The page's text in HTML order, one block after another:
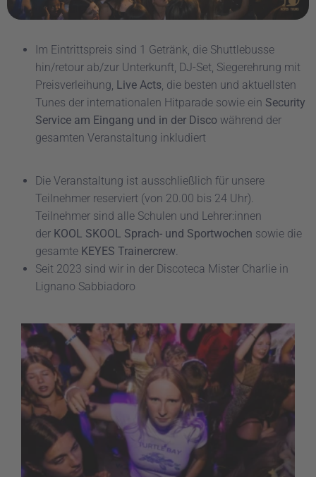
Im Eintrittspreis sind 1 Getränk, die Shuttlebusse
hin/retour ab/zur Unterkunft, DJ-Set, Siegerehrung mit
Preisverleihung, Live Acts , die besten und aktuellsten
Tunes der internationalen Hitparade sowie ein Security
Service am Eingang und in der Disco während der
gesamten Veranstaltung inkludiert
Die Veranstaltung ist ausschließlich für unsere
Teilnehmer reserviert (von 20.00 bis 24 Uhr).
Teilnehmer sind alle Schulen und Lehrer:innen
der KOOL SKOOL Sprach- und Sportwochen sowie die
gesamte KEYES Trainercrew
Seit 2023 sind wir in der Discoteca Mister Charlie in
Lignano Sabbiadoro